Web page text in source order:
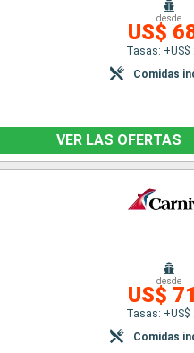
desde
US$
Tasas: +US$
Comidas
VER LAS OFERTAS
desde
US$
Tasas: +US$
Comidas